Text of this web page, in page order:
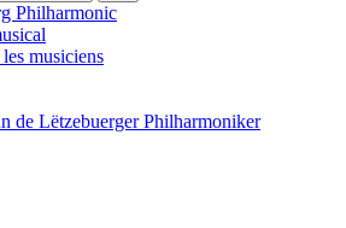
Philharmonic
musiciens
de Lëtzebuerger Philharmoniker